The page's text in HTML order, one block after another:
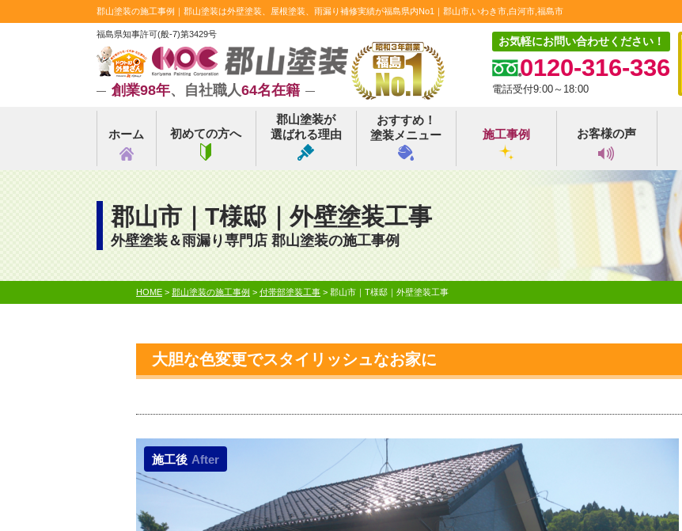
郡山塗装の施工事例｜郡山塗装は外壁塗装、屋根塗装、雨漏り補修実績が福島県内No1｜郡山市,いわき市,白河市,福島市
福島県知事許可(般-7)第3429号
創業98年、自社職人64名在籍
お気軽にお問い合わせください！
0120-316-336
電話受付9:00～18:00
ホーム 初めての方へ
郡山塗装が
選ばれる理由
おすすめ！
塗装メニュー
施工事例 お客様の声
郡山市｜T様邸｜外壁塗装工事
外壁塗装＆雨漏り専門店 郡山塗装の施工事例
HOME > 郡山塗装の施工事例 > 付帯部塗装工事 > 郡山市｜T様邸｜外壁塗装工事
大胆な色変更でスタイリッシュなお家に
施工後 After